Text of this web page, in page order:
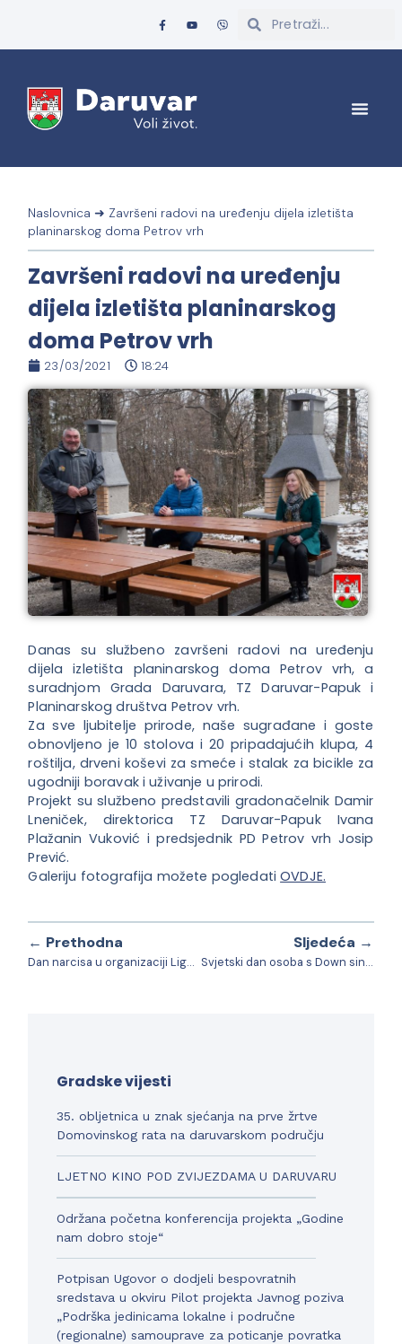
Naslovnica ➜ Završeni radovi na uređenju dijela izletišta
planinarskog doma Petrov vrh
Završeni radovi na uređenju
dijela izletišta planinarskog
doma Petrov vrh
23/03/2021 18:24
Danas su službeno završeni radovi na uređenju
dijela izletišta planinarskog doma Petrov vrh, a
suradnjom Grada Daruvara, TZ Daruvar-Papuk i
Planinarskog društva Petrov vrh.
Za sve ljubitelje prirode, naše sugrađane i goste
obnovljeno je 10 stolova i 20 pripadajućih klupa, 4
roštilja, drveni koševi za smeće i stalak za bicikle za
ugodniji boravak i uživanje u prirodi.
Projekt su službeno predstavili gradonačelnik Damir
Lneniček, direktorica TZ Daruvar-Papuk Ivana
Plažanin Vuković i predsjednik PD Petrov vrh Josip
Prević.
Galeriju fotografija možete pogledatiOVDJE.
← Prethodna
Dan narcisa u organizaciji Lige protiv raka Daruvar
Sljedeća →
Svjetski dan osoba s Down sindromom (WDSD)
Gradske vijesti
35. obljetnica u znak sjećanja na prve žrtve
Domovinskog rata na daruvarskom području
LJETNO KINO POD ZVIJEZDAMA U DARUVARU
Održana početna konferencija projekta „Godine
nam dobro stoje“
Potpisan Ugovor o dodjeli bespovratnih
sredstava u okviru Pilot projekta Javnog poziva
„Podrška jedinicama lokalne i područne
(regionalne) samouprave za poticanje povratka